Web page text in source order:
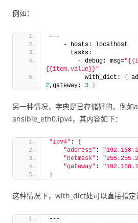
例如：
---
    - hosts: localhost
      tasks:
        - debug: msg=
{{item.value}}"
          with_dict:
{
2,gateway: 3 }
另一种情况，字典是已存储好的。例
ansible_eth0.ipv4，其内容如下：
"ipv4" : {
"address" :
"netmask" :
"gateway" :
}
这种情况下，with_dict处可以直接指定
---